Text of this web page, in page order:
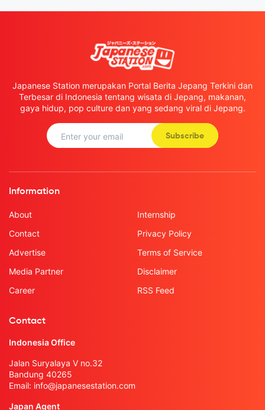
Japanese Station merupakan Portal Berita Jepang Terkini dan
Terbesar di Indonesia tentang wisata di Jepang, makanan,
gaya hidup, pop culture dan yang sedang viral di Jepang.
Subscribe
Information
About
Contact
Advertise
Media Partner
Career
Internship
Privacy Policy
Terms of Service
Disclaimer
RSS Feed
Contact
Indonesia Office
Jalan Suryalaya V no.32
Bandung 40265
Email: info@japanesestation.com
Japan Agent